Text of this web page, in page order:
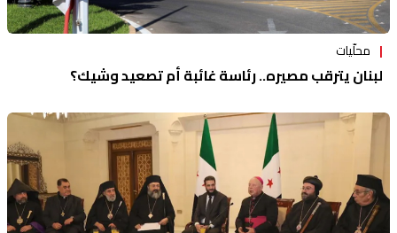
محلّيات
لبنان يترقب مصيره.. رئاسة غائبة أم تصعيد وشيك؟